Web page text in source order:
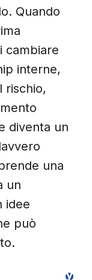
Quando
cambiare
interne,
rischio,
diventa un
una
un
idee
può